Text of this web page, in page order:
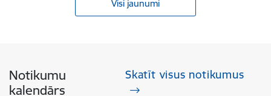
Visi jaunumi
Notikumu
kalendārs
Skatīt visus notikumus